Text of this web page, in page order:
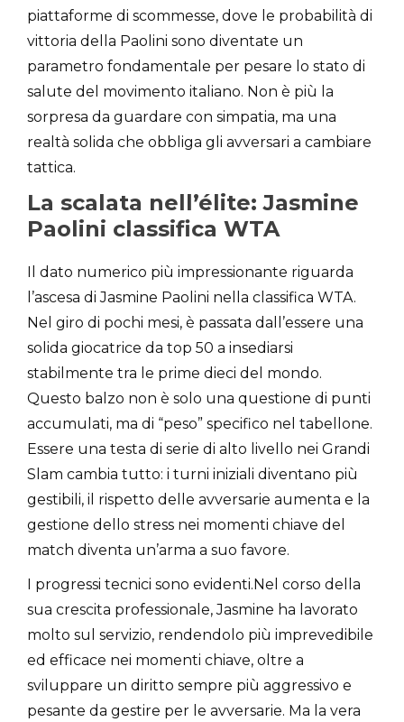
piattaforme di scommesse, dove le probabilità di
vittoria della Paolini sono diventate un
parametro fondamentale per pesare lo stato di
salute del movimento italiano. Non è più la
sorpresa da guardare con simpatia, ma una
realtà solida che obbliga gli avversari a cambiare
tattica.
La scalata nell’élite: Jasmine
Paolini classifica WTA
Il dato numerico più impressionante riguarda
l’ascesa di Jasmine Paolini nella classifica WTA.
Nel giro di pochi mesi, è passata dall’essere una
solida giocatrice da top 50 a insediarsi
stabilmente tra le prime dieci del mondo.
Questo balzo non è solo una questione di punti
accumulati, ma di “peso” specifico nel tabellone.
Essere una testa di serie di alto livello nei Grandi
Slam cambia tutto: i turni iniziali diventano più
gestibili, il rispetto delle avversarie aumenta e la
gestione dello stress nei momenti chiave del
match diventa un’arma a suo favore.
I progressi tecnici sono evidenti.Nel corso della
sua crescita professionale, Jasmine ha lavorato
molto sul servizio, rendendolo più imprevedibile
ed efficace nei momenti chiave, oltre a
sviluppare un diritto sempre più aggressivo e
pesante da gestire per le avversarie. Ma la vera